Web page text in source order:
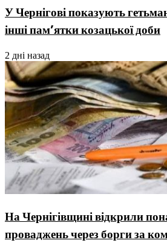
У Чернігові показують
інші пам’ятки козацької доби
2 дні назад
На Чернігівщині відкрили
проваджень через борги за